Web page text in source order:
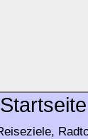
ohne Lage-